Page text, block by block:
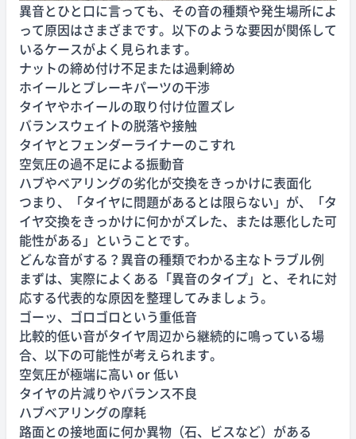
異音とひと口に言っても、その音の種類や発生場所によ
って原因はさまざまです。以下のような要因が関係して
いるケースがよく見られます。
ナットの締め付け不足または過剰締め
ホイールとブレーキパーツの干渉
タイヤやホイールの取り付け位置ズレ
バランスウェイトの脱落や接触
タイヤとフェンダーライナーのこすれ
空気圧の過不足による振動音
ハブやベアリングの劣化が交換をきっかけに表面化
つまり、「タイヤに問題があるとは限らない」が、「タ
イヤ交換をきっかけに何かがズレた、または悪化した可
能性がある」ということです。
どんな音がする？異音の種類でわかる主なトラブル例
まずは、実際によくある「異音のタイプ」と、それに対
応する代表的な原因を整理してみましょう。
ゴーッ、ゴロゴロという重低音
比較的低い音がタイヤ周辺から継続的に鳴っている場
合、以下の可能性が考えられます。
空気圧が極端に高い or 低い
タイヤの片減りやバランス不良
ハブベアリングの摩耗
路面との接地面に何か異物（石、ビスなど）がある